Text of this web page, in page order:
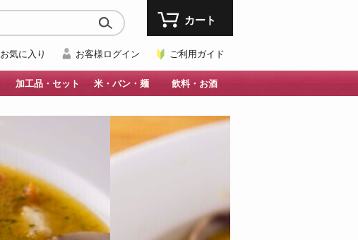
お気に入り お客様ログイン ご利用ガイド
カート
加工品・セット 米・パン・麺 飲料・お酒